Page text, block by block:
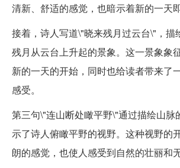
清新、舒适的感觉，也暗示着新的一天
接着，诗人写道\"晓来残月过云台\"，描
残月从云台上升起的景象。这一景象象
新的一天的开始，同时也给读者带来了
感受。
第三句\"连山断处瞰平野\"通过描绘山脉
示了诗人俯瞰平野的视野。这种视野的
朗的感觉，也使人感受到自然的壮丽和